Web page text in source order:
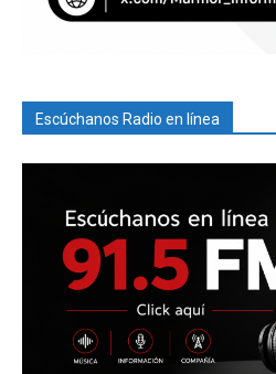
Escúchanos Radio en línea